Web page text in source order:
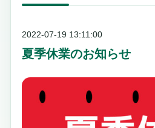
2022-07-19 13:11:00
夏季休業のお知らせ